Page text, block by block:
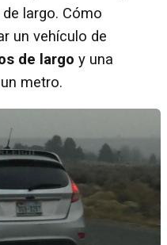
largo. Cómo
un vehículo de
de largo y una
metro.